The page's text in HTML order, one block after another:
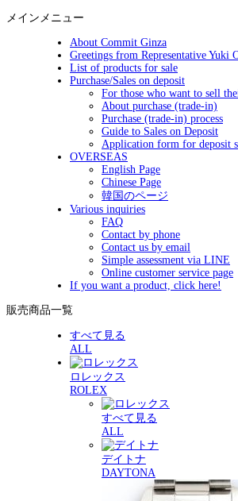
メインメニュー
About Commit Ginza
Greetings from Representative Yuki
List of products for sale
Purchase/Sales on deposit
For those who want to sell
About purchase (trade-in)
Purchase (trade-in) process
Guide to Sales on Deposit
Application form for deposit
OVERSEAS
English Page
Chinese Page
韓国のページ
Various inquiries
FAQ
Contact by phone
Contact us by email
Simple assessment via LINE
Online customer service page
If you want a product, click here!
販売商品一覧
すべて見る
ALL
ロレックス
ROLEX
すべて見る
ALL
デイトナ
DAYTONA